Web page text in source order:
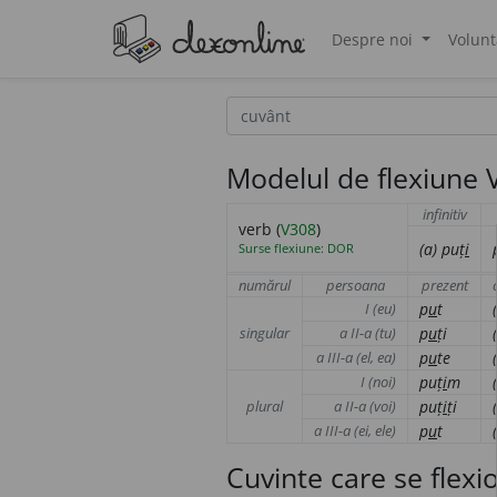
Despre noi
Modelul de flexiune
verb (V308)
Surse flexiune: DOR
infinitiv
(a) puți
numărul persoana prezent
singular
I (eu) put
a II-a (tu) puți
a III-a (el, ea) pute
plural
I (noi) puțim
a II-a (voi) puțiți
a III-a (ei, ele) put
Cuvinte care se